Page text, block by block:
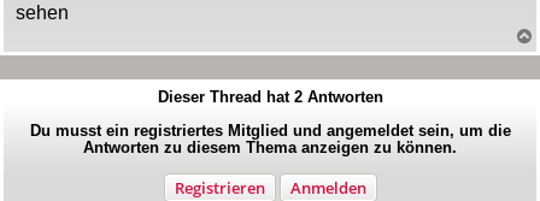
sehen
Dieser Thread hat 2Antworten
Du musst ein registriertes Mitglied und angemeldet sein, um die
Antworten zu diesem Thema anzeigen zu können.
Registrieren Anmelden